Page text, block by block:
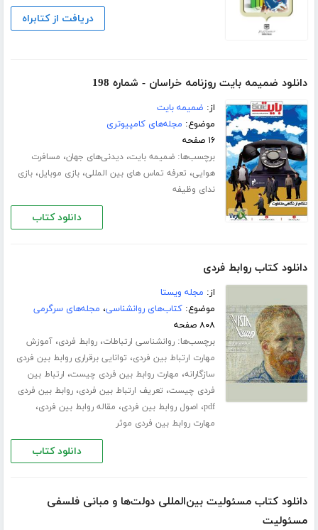
دریافت از کتابراه
دانلود ضمیمه بایت روزنامه خراسان - شماره 198
از: ضمیمه بایت
موضوع: مجله‌های کامپیوتری
۱۶ صفحه
برچسب‌ها:ضمیمه بایت،دیدنی‌های جهان، مسافرت
هوایی، تعرفه تماس های بین المللی،بازی موبایل،بازی
ندای وظیفه
دانلود کتاب
دانلود کتاب روابط فردی
از: مجله ویستا
موضوع:کتاب‌های روانشناسی، مجله‌های سرگرمی
۸۰۸ صفحه
برچسب‌ها:روانشناسی ارتباطات،روابط فردی،آموزش
مهارت ارتباط بین فردی، توانایی برقراری روابط بین فردی
سازگارانه، مهارت روابط بین فردی چیست، ارتباط بین
فردی چیست، تعریف ارتباط بین فردی،روابط بین فردی
pdf، اصول روابط بین فردی، مقاله روابط بین فردی،
مهارت روابط بین فردی موثر
دانلود کتاب
دانلود کتاب مسئولیت بین‌المللی دولت‌ها و مبانی فلسفی
مسئولیت